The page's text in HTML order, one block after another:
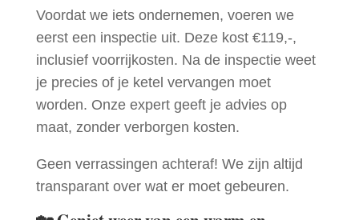
Voordat we iets ondernemen, voeren we
eerst een inspectie uit. Deze kost €119,-,
inclusief voorrijkosten. Na de inspectie weet
je precies of je ketel vervangen moet
worden. Onze expert geeft je advies op
maat, zonder verborgen kosten.
Geen verrassingen achteraf! We zijn altijd
transparant over wat er moet gebeuren.